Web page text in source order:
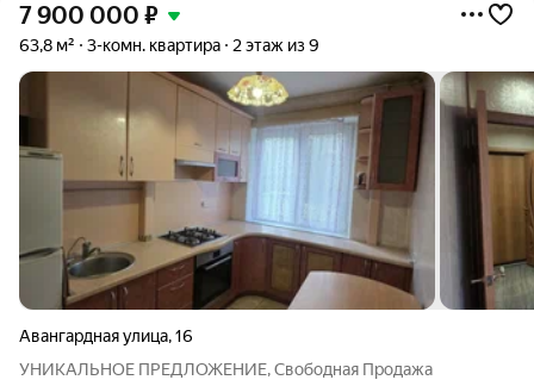
7 900 000 ₽
63,8 м² 3-комн. квартира 2 этаж из 9
Авангардная улица,16
УHИКАЛЬНОE ПPEДЛОЖЕНИЕ, Свободная Продажа